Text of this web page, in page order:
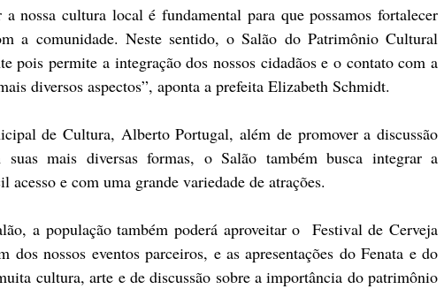
nossa cultura local é fundamental para que possamos fortalecer
a comunidade. Neste sentido, o Salão do Patrimônio Cultural
pois permite a integração dos nossos cidadãos e o contato com a
diversos aspectos”, aponta a prefeita Elizabeth Schmidt.
de Cultura, Alberto Portugal, além de promover a discussão
mais diversas formas, o Salão também busca integrar a
acesso e com uma grande variedade de atrações.
a população também poderá aproveitar o  Festival de Cerveja
nossos eventos parceiros, e as apresentações do Fenata e do
cultura, arte e de discussão sobre a importância do patrimônio